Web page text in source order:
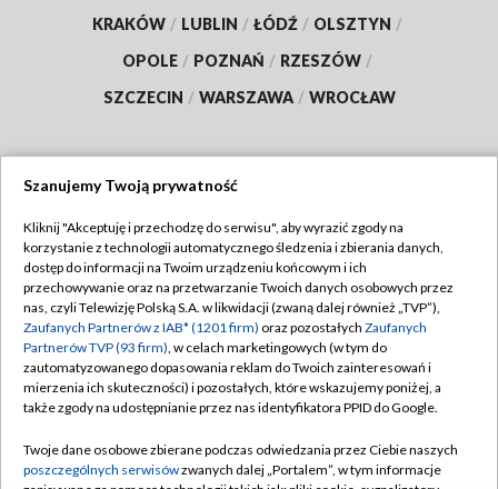
KRAKÓW / LUBLIN / ŁÓDŹ / OLSZTYN /
OPOLE / POZNAŃ / RZESZÓW /
SZCZECIN / WARSZAWA / WROCŁAW
TVP
Abonament TVP
Emisja w TVP
Centrum informacji TVP
Naziemna Telewizja Cyfrowa
Rada Programowa
Regulamin TVP
Polityka prywatności
Moje zgody
Pomoc
Kontakt
Szanujemy Twoją prywatność
Kliknij "Akceptuję i przechodzę do serwisu", aby wyrazić zgody na
korzystanie z technologii automatycznego śledzenia i zbierania danych,
dostęp do informacji na Twoim urządzeniu końcowym i ich
przechowywanie oraz na przetwarzanie Twoich danych osobowych przez
nas, czyli Telewizję Polską S.A. w likwidacji (zwaną dalej również „TVP”),
Zaufanych Partnerów z IAB* (1201 firm) oraz pozostałych Zaufanych
Partnerów TVP (93 firm), w celach marketingowych (w tym do
zautomatyzowanego dopasowania reklam do Twoich zainteresowań i
mierzenia ich skuteczności) i pozostałych, które wskazujemy poniżej, a
także zgody na udostępnianie przez nas identyfikatora PPID do Google.
Twoje dane osobowe zbierane podczas odwiedzania przez Ciebie naszych
poszczególnych serwisówzwanych dalej „Portalem”, w tym informacje